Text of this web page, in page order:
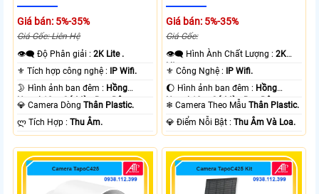
Giá bán: 5%-35%
Giá Gốc: Liên Hệ
👁️‍🗨 Độ Phân giải :2K Lite .
⚜️ Tích hợp công nghệ :
IP Wifi.
🌛 Hình ảnh ban đêm : Hồng
Ngoại 10m Có Màu Ban Ðêm.
💎 Camera DòngThân Plastic.
️ლ Tích Hợp :Thu Âm.
Giá bán: 5%-35%
Giá Gốc:
👁️‍🗨 Hình Ành Chất Lượng :2K
Lite .
⚜️ Công Nghệ :
IP Wifi.
🌔 Hình ảnh ban đêm : Hồng
Ngoại 10m Có Màu Ban Ðêm.
❄ Camera Theo MẫuThân Plastic.
️💎 Điểm Nỗi Bật :Thu Âm Và Loa.